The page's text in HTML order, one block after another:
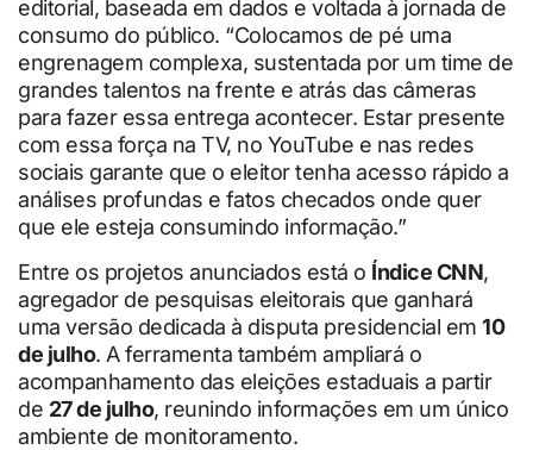
editorial, baseada em dados e voltada à jornada de
consumo do público. “Colocamos de pé uma
engrenagem complexa, sustentada por um time de
grandes talentos na frente e atrás das câmeras
para fazer essa entrega acontecer. Estar presente
com essa força na TV, no YouTube e nas redes
sociais garante que o eleitor tenha acesso rápido a
análises profundas e fatos checados onde quer
que ele esteja consumindo informação.”
Entre os projetos anunciados está o Índice CNN,
agregador de pesquisas eleitorais que ganhará
uma versão dedicada à disputa presidencial em 10
de julho. A ferramenta também ampliará o
acompanhamento das eleições estaduais a partir
de 27 de julho, reunindo informações em um único
ambiente de monitoramento.